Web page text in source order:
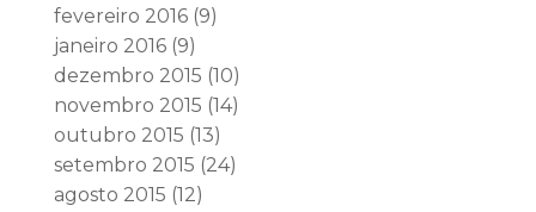
fevereiro 2016(9)
janeiro 2016(9)
dezembro 2015 (10)
novembro 2015 (14)
outubro 2015 (13)
setembro 2015 (24)
agosto 2015 (12)